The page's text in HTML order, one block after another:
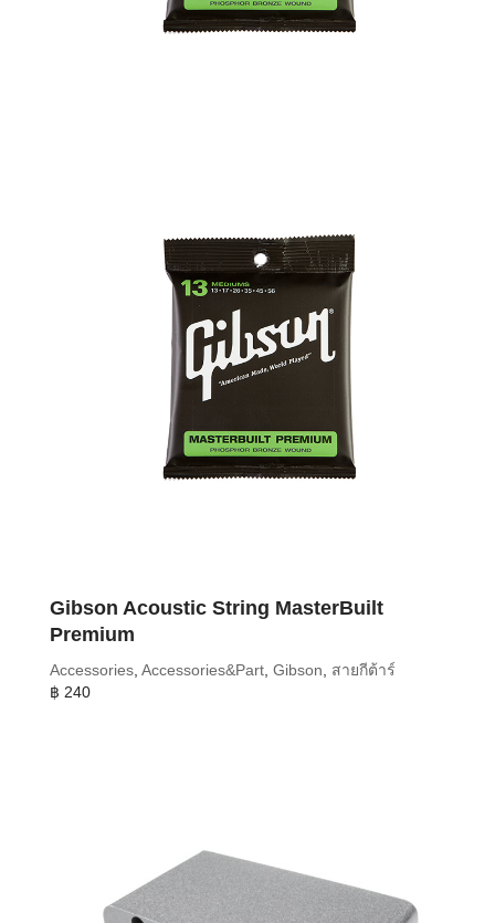
Gibson Acoustic String MasterBuilt
Premium
Accessories Accessories&Part Gibson
สายกีต้าร์
฿ 240